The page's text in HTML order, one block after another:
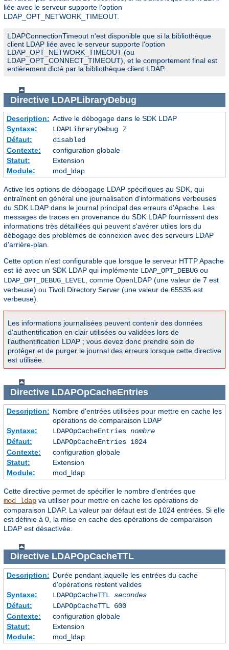
liée avec le serveur supporte l'option
LDAP_OPT_NETWORK_TIMEOUT.
LDAPConnectionTimeout n'est disponible que si la bibliothèque
client LDAP liée avec le serveur supporte l'option
LDAP_OPT_NETWORK_TIMEOUT (ou
LDAP_OPT_CONNECT_TIMEOUT), et le comportement final est
entièrement dicté par la bibliothèque client LDAP.
Directive LDAPLibraryDebug
Description: Active le débogage dans le SDK LDAP
Syntaxe:
LDAPLibraryDebug
7
Défaut:
disabled
Contexte:
configuration globale
Statut:
Extension
Module:
mod_ldap
Active les options de débogage LDAP spécifiques au SDK, qui
entraînent en général une journalisation d'informations verbeuses
du SDK LDAP dans le journal principal des erreurs d'Apache. Les
messages de traces en provenance du SDK LDAP fournissent des
informations très détaillées qui peuvent s'avérer utiles lors du
débogage des problèmes de connexion avec des serveurs LDAP
d'arrière-plan.
Cette option n'est configurable que lorsque le serveur HTTP Apache
est lié avec un SDK LDAP qui implémente LDAP_OPT_DEBUG ou
LDAP_OPT_DEBUG_LEVEL, comme OpenLDAP (une valeur de 7 est
verbeuse) ou Tivoli Directory Server (une valeur de 65535 est
verbeuse).
Les informations journalisées peuvent contenir des données
d'authentification en clair utilisées ou validées lors de
l'authentification LDAP ; vous devez donc prendre soin de
protéger et de purger le journal des erreurs lorsque cette directive
est utilisée.
Directive LDAPOpCacheEntries
Description: Nombre d'entrées utilisées pour mettre en cache les
opérations de comparaison LDAP
Syntaxe:
LDAPOpCacheEntries nombre
Défaut:
LDAPOpCacheEntries 1024
Contexte:
configuration globale
Statut:
Extension
Module:
mod_ldap
Cette directive permet de spécifier le nombre d'entrées que
mod_ldap va utiliser pour mettre en cache les opérations de
comparaison LDAP. La valeur par défaut est de 1024 entrées. Si elle
est définie à 0, la mise en cache des opérations de comparaison
LDAP est désactivée.
Directive LDAPOpCacheTTL
Description: Durée pendant laquelle les entrées du cache
d'opérations restent valides
Syntaxe:
LDAPOpCacheTTL secondes
Défaut:
LDAPOpCacheTTL 600
Contexte:
configuration globale
Statut:
Extension
Module:
mod_ldap